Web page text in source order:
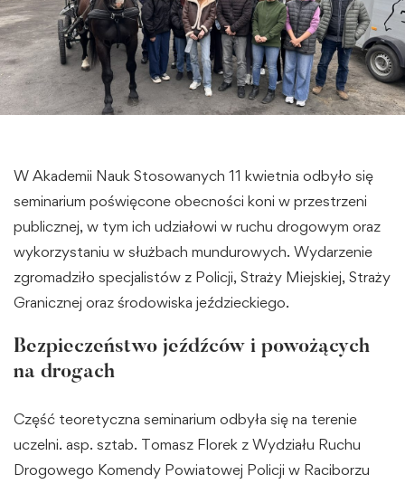
W Akademii Nauk Stosowanych 11 kwietnia odbyło się
seminarium poświęcone obecności koni w przestrzeni
publicznej, w tym ich udziałowi w ruchu drogowym oraz
wykorzystaniu w służbach mundurowych. Wydarzenie
zgromadziło specjalistów z Policji, Straży Miejskiej, Straży
Granicznej oraz środowiska jeździeckiego.
Bezpieczeństwo jeźdźców i powożących
na drogach
Część teoretyczna seminarium odbyła się na terenie
uczelni. asp. sztab. Tomasz Florek z Wydziału Ruchu
Drogowego Komendy Powiatowej Policji w Raciborzu